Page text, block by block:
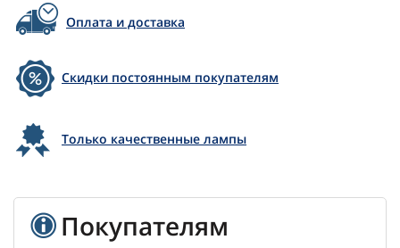
Оплата и доставка
Скидки постоянным покупателям
Только качественные лампы
Покупателям